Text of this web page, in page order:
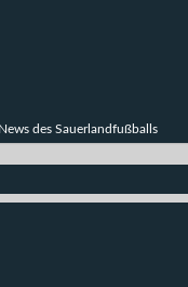
des Sauerlandfußballs